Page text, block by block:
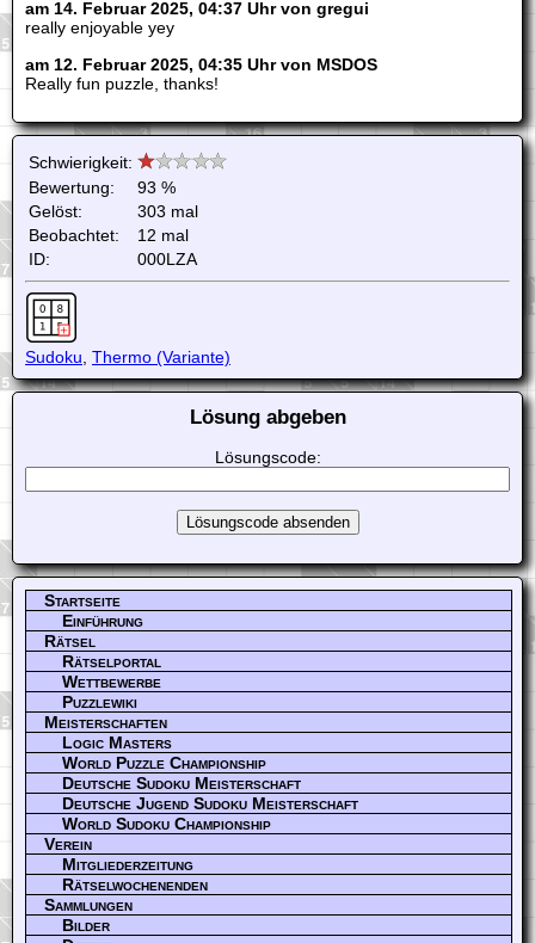
am 14. Februar 2025, 04:37 Uhr von gregui
really enjoyable yey
am 12. Februar 2025, 04:35 Uhr von MSDOS
Really fun puzzle, thanks!
Schwierigkeit:
Bewertung:
93 %
Gelöst:
303 mal
Beobachtet:
12 mal
ID:
000LZA
Sudoku, Thermo (Variante)
Lösung abgeben
Lösungscode:
Startseite
Einführung
Rätsel
Rätselportal
Wettbewerbe
Puzzlewiki
Meisterschaften
Logic Masters
World Puzzle Championship
Deutsche Sudoku Meisterschaft
Deutsche Jugend Sudoku Meisterschaft
World Sudoku Championship
Verein
Mitgliederzeitung
Rätselwochenenden
Sammlungen
Bilder